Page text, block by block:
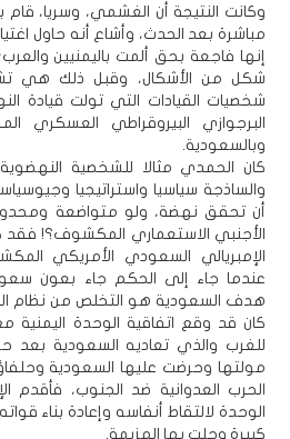
وكانت النتيجة أن الغشمي، وسريا، قام
مباشرة بعد الحدث، وأشاع أنه حاول
إنها فاجعة بحق ألمت باليمنيين
شكل من الأشكال، وقبل ذلك هي
شخصيات القيادات التي تولت قيادة
البرجوازي البيروقراطي العسكري
وبالسعودية.
كان الحمدي مثالا للشخصية النهضوية
والساذجة سياسيا واستراتيجيا
أن تحقق نهضة، ولو متواضعة
الأجنبي الاستعماري المكشوف؟! فقد
الإمبريالي السعودي الأمريكي
عندما جاء إلى الحكم جاء بعون
هدف السعودية هو التخلص من نظام
كان قد وقع اتفاقية الوحدة اليمنية
مولتها وحرضت عليها السعودية
الحرب العدوانية ضد الجنوب، فأقدم
الوحدة لالتقاط أنفاسه وإعادة بناء
كبيرة وحلت بها الهزيمة.